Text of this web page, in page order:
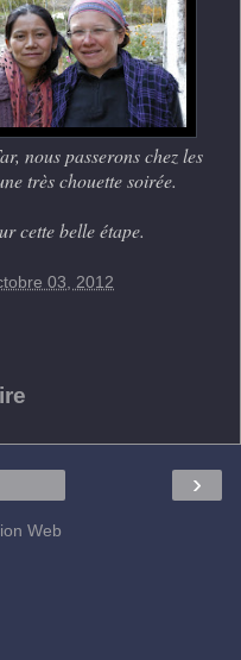
nous passerons chez les
très chouette soirée.
cette belle étape.
03, 2012
›
Web